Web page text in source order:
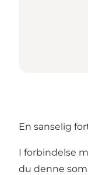
En sanselig
I forbindelse
du denne